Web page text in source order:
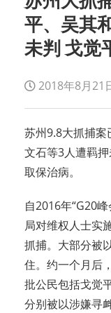
平、吴其
未判 戈觉
2018年8月21
苏州9.8大抓捕
文石等3人遭羁
取保治病。
自2016年“G20
局对维权人士实
抓捕。大部分被
住。约一个月后
批公民包括戈觉
分别被以涉嫌寻